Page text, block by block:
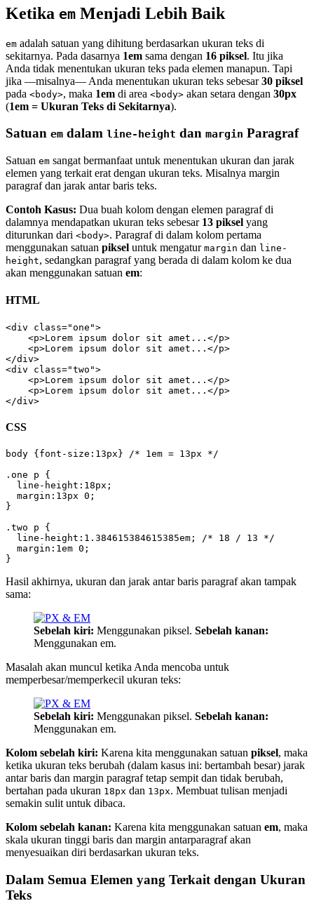
Ketika em Menjadi Lebih Baik
em adalah satuan yang dihitung berdasarkan ukuran teks di
sekitarnya. Pada dasarnya 1em sama dengan 16 piksel. Itu jika
Anda tidak menentukan ukuran teks pada elemen manapun. Tapi
jika —misalnya— Anda menentukan ukuran teks sebesar30 piksel
pada <body>, maka 1em di area <body> akan setara dengan 30px
(1em = Ukuran Teks di Sekitarnya).
Satuan em dalam line-height dan margin Paragraf
Satuan em sangat bermanfaat untuk menentukan ukuran dan jarak
elemen yang terkait erat dengan ukuran teks. Misalnya margin
paragraf dan jarak antar baris teks.
Contoh Kasus: Dua buah kolom dengan elemen paragraf di
dalamnya mendapatkan ukuran teks sebesar 13 piksel yang
diturunkan dari <body>. Paragraf di dalam kolom pertama
menggunakan satuan piksel untuk mengatur margin dan line-
height, sedangkan paragraf yang berada di dalam kolom ke dua
akan menggunakan satuan em:
HTML
<div class="one">
    <p>Lorem ipsum dolor sit amet...</p>
    <p>Lorem ipsum dolor sit amet...</p>
</div>
<div class="two">
    <p>Lorem ipsum dolor sit amet...</p>
    <p>Lorem ipsum dolor sit amet...</p>
</div>
CSS
body {font-size:13px} /* 1em = 13px */
.one p {
  line-height:18px;
  margin:13px 0;
}
.two p {
  line-height:1.384615384615385em; /* 18 / 13 */
  margin:1em 0;
}
Hasil akhirnya, ukuran dan jarak antar baris paragraf akan tampak
sama:
Sebelah kiri: Menggunakan piksel. Sebelah kanan:
Menggunakan em.
Masalah akan muncul ketika Anda mencoba untuk
memperbesar/memperkecil ukuran teks:
Sebelah kiri: Menggunakan piksel. Sebelah kanan:
Menggunakan em.
Kolom sebelah kiri: Karena kita menggunakan satuan piksel, maka
ketika ukuran teks berubah (dalam kasus ini: bertambah besar) jarak
antar baris dan margin paragraf tetap sempit dan tidak berubah,
bertahan pada ukuran 18px dan 13px. Membuat tulisan menjadi
semakin sulit untuk dibaca.
Kolom sebelah kanan: Karena kita menggunakan satuan em, maka
skala ukuran tinggi baris dan margin antarparagraf akan
menyesuaikan diri berdasarkan ukuran teks.
Dalam Semua Elemen yang Terkait dengan Ukuran
Teks